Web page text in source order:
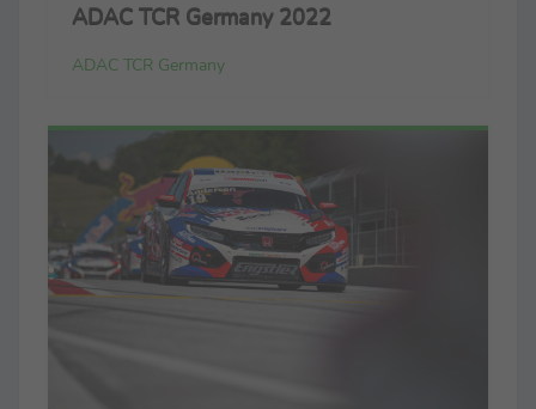
ADAC TCR Germany 2022
ADAC TCR Germany